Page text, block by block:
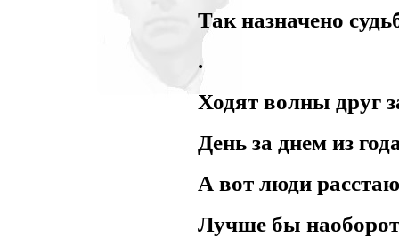
Так назначено
.
Ходят волны друг
День за днем из
А вот люди
Лучше бы